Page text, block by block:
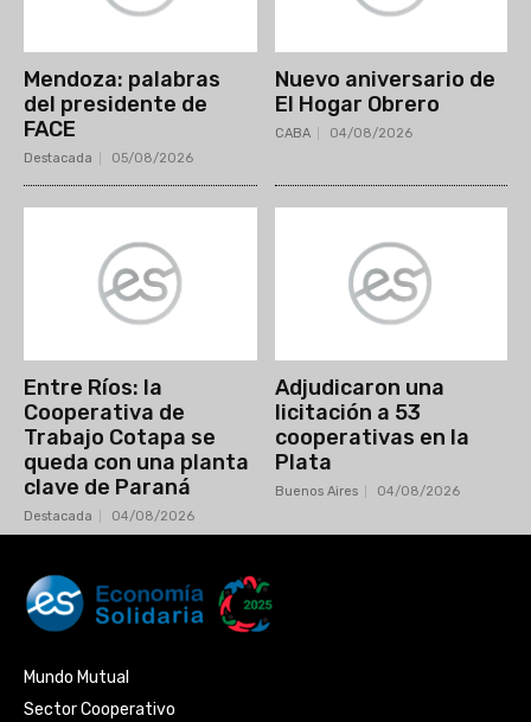
Mendoza: palabras
del presidente de
FACE
Destacada 05/08/2026
Nuevo aniversario de
El Hogar Obrero
CABA 04/08/2026
Entre Ríos: la
Cooperativa de
Trabajo Cotapa se
queda con una planta
clave de Paraná
Destacada 04/08/2026
Adjudicaron una
licitación a 53
cooperativas en la
Plata
Buenos Aires 04/08/2026
Mundo Mutual
Sector Cooperativo